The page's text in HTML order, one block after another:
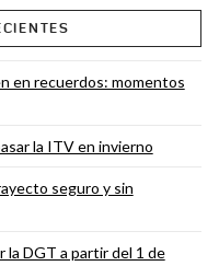
en recuerdos: momentos
la ITV en invierno
seguro y sin
la DGT a partir del 1 de